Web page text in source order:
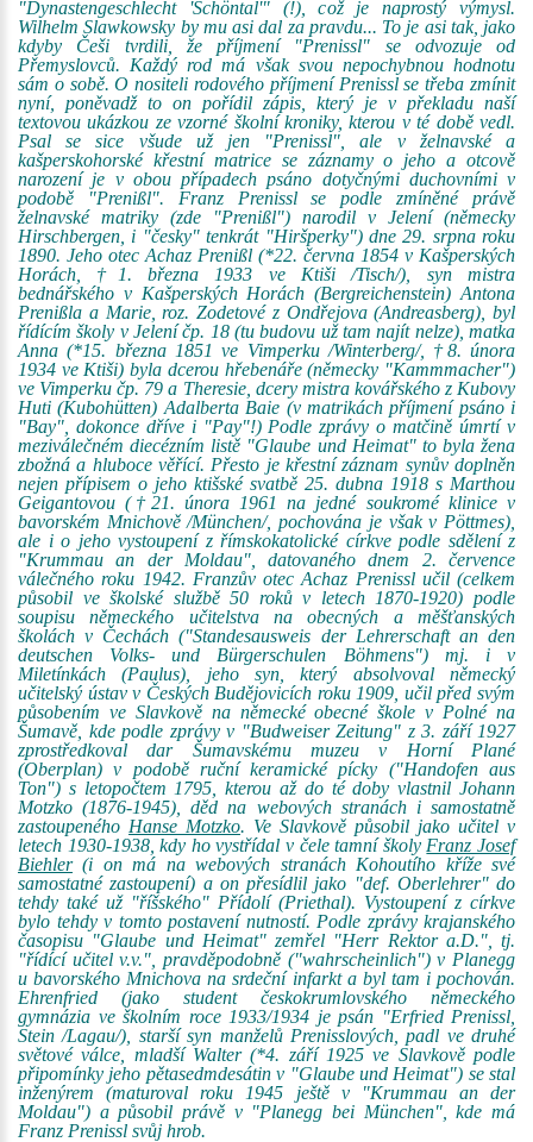
"Dynastengeschlecht 'Schöntal'" (!), což je naprostý výmysl.
Wilhelm Slawkowsky by mu asi dal za pravdu... To je asi tak, jako
kdyby Češi tvrdili, že příjmení "Prenissl" se odvozuje od
Přemyslovců. Každý rod má však svou nepochybnou hodnotu
sám o sobě. O nositeli rodového příjmení Prenissl se třeba zmínit
nyní, poněvadž to on pořídil zápis, který je v překladu naší
textovou ukázkou ze vzorné školní kroniky, kterou v té době vedl.
Psal se sice všude už jen "Prenissl", ale v želnavské a
kašperskohorské křestní matrice se záznamy o jeho a otcově
narození je v obou případech psáno dotyčnými duchovními v
podobě "Prenißl". Franz Prenissl se podle zmíněné právě
želnavské matriky (zde "Prenißl") narodil v Jelení (německy
Hirschbergen, i "česky" tenkrát "Hiršperky") dne 29. srpna roku
1890. Jeho otec Achaz Prenißl (*22. června 1854 v Kašperských
Horách, †1. března 1933 ve Ktiši /Tisch/), syn mistra
bednářského v Kašperských Horách (Bergreichenstein) Antona
Prenißla a Marie, roz. Zodetové z Ondřejova (Andreasberg), byl
řídícím školy v Jelení čp. 18 (tu budovu už tam najít nelze), matka
Anna (*15. března 1851 ve Vimperku /Winterberg/, †8. února
1934 ve Ktiši) byla dcerou hřebenáře (německy "Kammmacher")
ve Vimperku čp. 79 a Theresie, dcery mistra kovářského z Kubovy
Huti (Kubohütten) Adalberta Baie (v matrikách příjmení psáno i
"Bay", dokonce dříve i "Pay"!) Podle zprávy o matčině úmrtí v
meziválečném diecézním listě "Glaube und Heimat" to byla žena
zbožná a hluboce věřící. Přesto je křestní záznam synův doplněn
nejen přípisem o jeho ktišské svatbě 25. dubna 1918 s Marthou
Geigantovou (†21. února 1961 na jedné soukromé klinice v
bavorském Mnichově /München/, pochována je však v Pöttmes),
ale i o jeho vystoupení z římskokatolické církve podle sdělení z
"Krummau an der Moldau", datovaného dnem 2. července
válečného roku 1942. Franzův otec Achaz Prenissl učil (celkem
působil ve školské službě 50 roků v letech 1870-1920) podle
soupisu německého učitelstva na obecných a měšťanských
školách v Čechách ("Standesausweis der Lehrerschaft an den
deutschen Volks- und Bürgerschulen Böhmens") mj. i v
Miletínkách (Paulus), jeho syn, který absolvoval německý
učitelský ústav v Českých Budějovicích roku 1909, učil před svým
působením ve Slavkově na německé obecné škole v Polné na
Šumavě, kde podle zprávy v "Budweiser Zeitung" z 3. září 1927
zprostředkoval dar Šumavskému muzeu v Horní Plané
(Oberplan) v podobě ruční keramické pícky ("Handofen aus
Ton") s letopočtem 1795, kterou až do té doby vlastnil Johann
Motzko (1876-1945), děd na webových stranách i samostatně
zastoupeného Hanse Motzko. Ve Slavkově působil jako učitel v
letech 1930-1938, kdy ho vystřídal v čele tamní školy Franz Josef
Biehler(i on má na webových stranách Kohoutího kříže své
samostatné zastoupení) a on přesídlil jako "def. Oberlehrer" do
tehdy také už "říšského" Přídolí (Priethal). Vystoupení z církve
bylo tehdy v tomto postavení nutností. Podle zprávy krajanského
časopisu "Glaube und Heimat" zemřel "Herr Rektor a.D.", tj.
"řídící učitel v.v.", pravděpodobně ("wahrscheinlich") v Planegg
u bavorského Mnichova na srdeční infarkt a byl tam i pochován.
Ehrenfried (jako student českokrumlovského německého
gymnázia ve školním roce 1933/1934 je psán "Erfried Prenissl,
Stein /Lagau/), starší syn manželů Prenisslových, padl ve druhé
světové válce, mladší Walter (*4. září 1925 ve Slavkově podle
připomínky jeho pětasedmdesátin v "Glaube und Heimat") se stal
inženýrem (maturoval roku 1945 ještě v "Krummau an der
Moldau") a působil právě v "Planegg bei München", kde má
Franz Prenissl svůj hrob.